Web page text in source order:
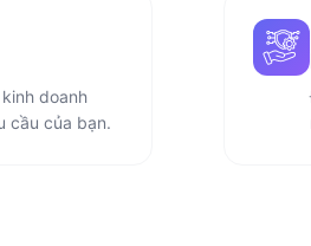
doanh
cầu của bạn.